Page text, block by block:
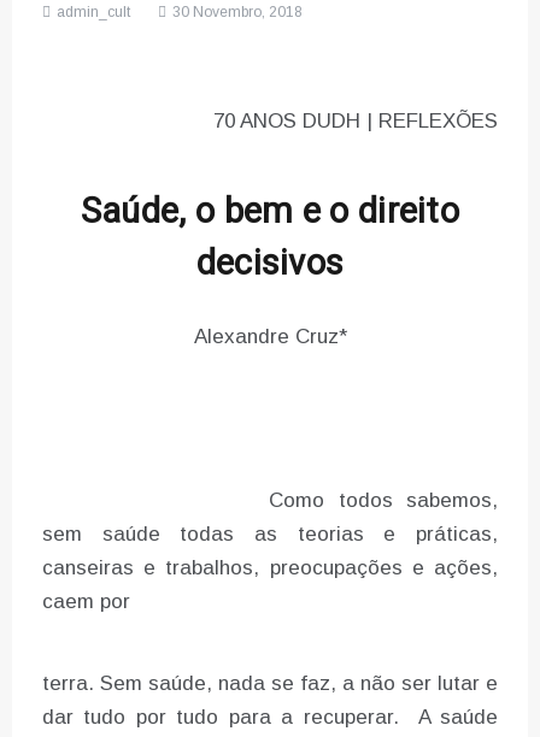
admin_cult 30 Novembro, 2018
70 ANOS DUDH | REFLEXÕES
Saúde, o bem e o direito
decisivos
Alexandre Cruz*
Como todos sabemos,
sem saúde todas as teorias e práticas,
canseiras e trabalhos, preocupações e ações,
caem por
terra. Sem saúde, nada se faz, a não ser lutar e
dar tudo por tudo para a recuperar. A saúde